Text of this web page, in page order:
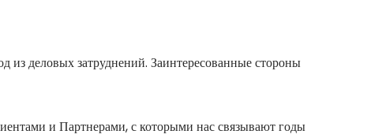
из деловых затруднений. Заинтересованные стороны
и Партнерами, с которыми нас связывают годы